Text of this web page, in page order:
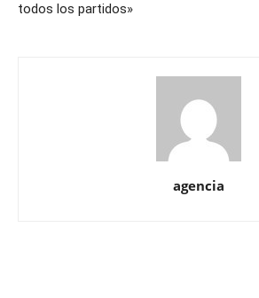
todos los partidos»
agencia